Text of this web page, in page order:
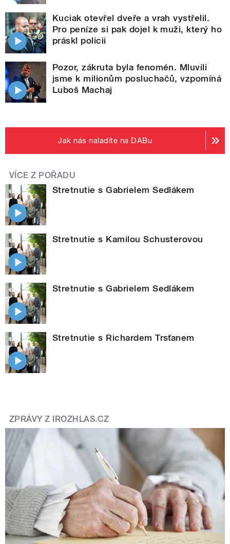
Kuciak otevřel dveře a vrah vystřelil.
Pro peníze si pak dojel k muži, který ho
práskl policii
Pozor, zákruta byla fenomén. Mluvili
jsme k milionům posluchačů, vzpomíná
Luboš Machaj
Jak nás naladíte na DABu
VÍCE Z POŘADU
Stretnutie s Gabrielem Sedlákem
Stretnutie s Kamilou Schusterovou
Stretnutie s Gabrielem Sedlákem
Stretnutie s Richardem Trsťanem
ZPRÁVY Z IROZHLAS.CZ